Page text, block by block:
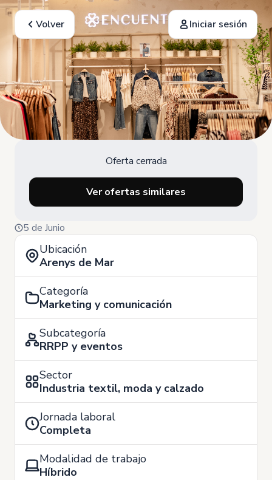
Volver Iniciar sesión
Oferta cerrada
Ver ofertas similares
5 de Junio
Ubicación
Arenys de Mar
Categoría
Marketing y comunicación
Subcategoría
RRPP y eventos
Sector
Industria textil, moda y calzado
Jornada laboral
Completa
Modalidad de trabajo
Híbrido